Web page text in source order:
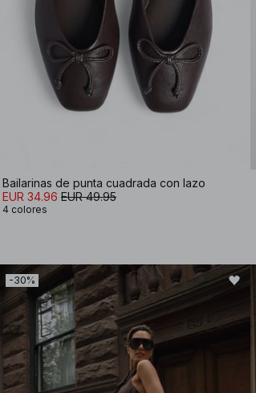
Bailarinas de punta cuadrada con lazo
EUR 34.96 EUR 49.95
4 colores
-30%